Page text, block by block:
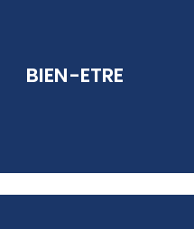
BIEN-ETRE